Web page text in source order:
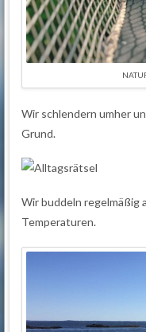
Wir schlendern umher
Grund.
Wir buddeln regelmäßig
Temperaturen.